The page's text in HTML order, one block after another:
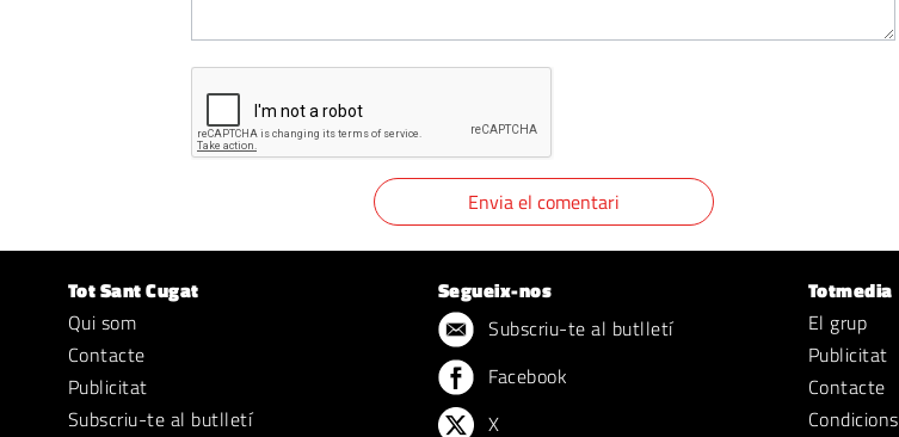
Tot Sant Cugat
Qui som
Contacte
Publicitat
Subscriu-te al butlletí
Segueix-nos
Subscriu-te al butlletí
Facebook
X
Totmedia
El grup
Publicitat
Contacte
Condicions